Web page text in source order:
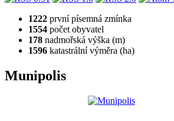
1222 první písemná zmínka
1554 počet obyvatel
178 nadmořská výška (m)
1596 katastrální výměra (ha)
Munipolis